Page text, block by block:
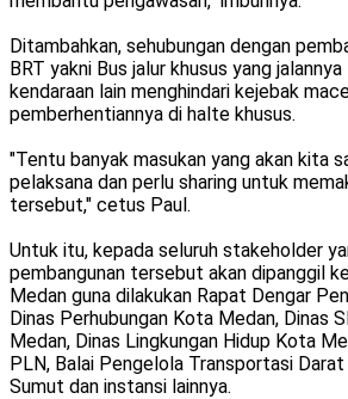
Ditambahkan, sehubungan dengan
BRT yakni Bus jalur khusus yang
kendaraan lain menghindari kejebak
pemberhentiannya di halte khusus.
"Tentu banyak masukan yang akan kita
pelaksana dan perlu sharing untuk
tersebut," cetus Paul.
Untuk itu, kepada seluruh stakeholder
pembangunan tersebut akan dipanggil
Medan guna dilakukan Rapat Dengar
Dinas Perhubungan Kota Medan, Dinas
Medan, Dinas Lingkungan Hidup Kota
PLN, Balai Pengelola Transportasi
Sumut dan instansi lainnya.